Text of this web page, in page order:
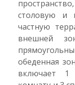
столовую и
частную
внешней
обеденная
включает 1